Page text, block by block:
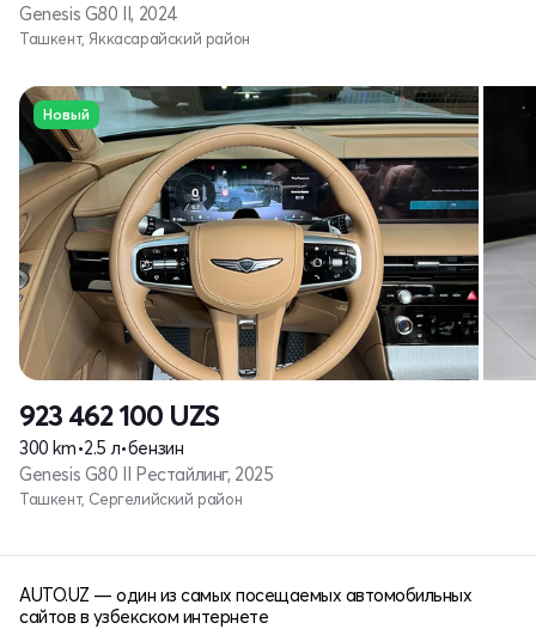
Genesis G80 II, 2024
Ташкент, Яккасарайский район
Новый
923 462 100 UZS
300 km•2.5 л•бензин
Genesis G80 II Рестайлинг, 2025
Ташкент, Сергелийский район
AUTO.UZ — один из самых посещаемых автомобильных
сайтов в узбекском интернете